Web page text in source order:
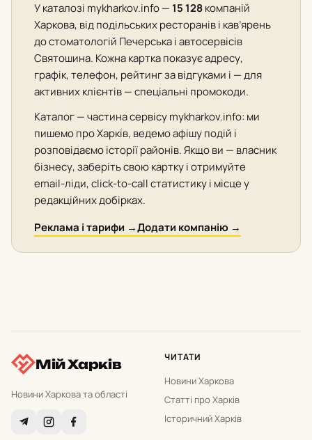
У каталозі mykharkov.info — 15 128компаній
Харкова, від подільських ресторанів і кав’ярень
до стоматологій Печерська і автосервісів
Святошина. Кожна картка показує адресу,
графік, телефон, рейтинг за відгуками і — для
активних клієнтів — спеціальні промокоди.
Каталог — частина сервісу mykharkov.info: ми
пишемо про Харків, ведемо афішу подій і
розповідаємо історії районів. Якщо ви — власник
бізнесу, заберіть свою картку і отримуйте
email-ліди, click-to-call статистику і місце у
редакційних добірках.
Реклама і тарифи →Додати компанію →
Мій Харків
Новини Харкова та області
ЧИТАТИ
Новини Харкова
Статті про Харків
Історичний Харків